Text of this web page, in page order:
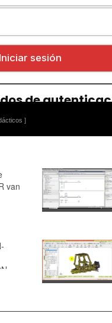
PLCSim
8:05 · 2020
Creación
Modelo
8862-1 ¿
de 44
9:,1 · 2016